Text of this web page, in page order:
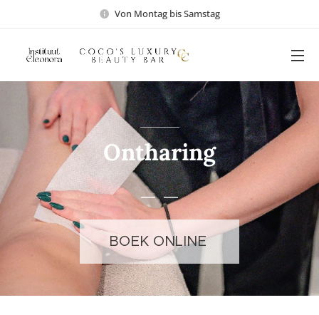
Von Montag bis Samstag
Ontharing
BOEK ONLINE